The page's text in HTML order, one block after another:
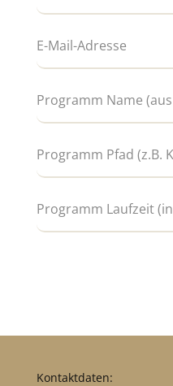
Kontaktdaten: